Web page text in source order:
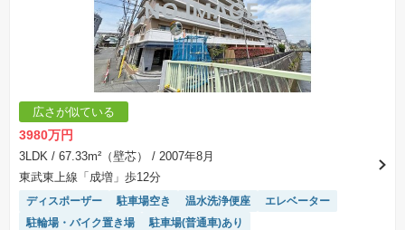
広さが似ている
3980万円
3LDK / 67.33m²（壁芯）
/ 2007年8月
東武東上線「成増」歩12分
ディスポーザー 駐車場空き 温水洗浄便座
エレベーター
駐輪場・バイク置き場
駐車場(普通車)あり